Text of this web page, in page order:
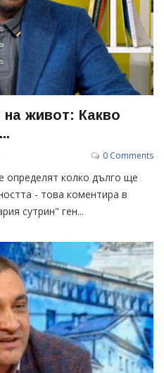
на живот: Какво
0 Comments
определят колко дълго ще
- това коментира в
сутрин" ген...